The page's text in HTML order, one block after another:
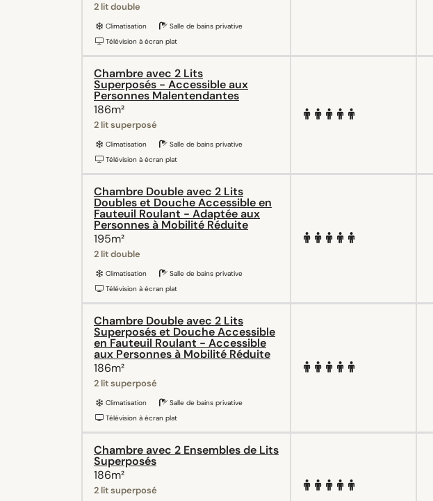
2 lit double
Climatisation
Salle de bains privative
Télévision à écran plat
Chambre avec 2 Lits
Superposés - Accessible aux
Personnes Malentendantes
186m²
2 lit superposé
Climatisation
Salle de bains privative
Télévision à écran plat
Chambre Double avec 2 Lits
Doubles et Douche Accessible en
Fauteuil Roulant - Adaptée aux
Personnes à Mobilité Réduite
195m²
2 lit double
Climatisation
Salle de bains privative
Télévision à écran plat
Chambre Double avec 2 Lits
Superposés et Douche Accessible
en Fauteuil Roulant - Accessible
aux Personnes à Mobilité Réduite
186m²
2 lit superposé
Climatisation
Salle de bains privative
Télévision à écran plat
Chambre avec 2 Ensembles de Lits
Superposés
186m²
2 lit superposé